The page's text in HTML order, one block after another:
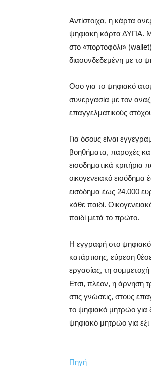
Αντίστοιχα, η κάρτα
ψηφιακή κάρτα ΔΥΠΑ.
στο «πορτοφόλι»
διασυνδεδεμένη με το
Οσο για το ψηφιακό
συνεργασία με τον
επαγγελματικούς
Για όσους είναι
βοηθήματα, παροχές
εισοδηματικά κριτήρια
οικογενειακό
εισόδημα έως 24.000
κάθε παιδί.
παιδί μετά το πρώτο.
Η εγγραφή στο
κατάρτισης, εύρεση
εργασίας, τη
Ετσι, πλέον, η άρνηση
στις γνώσεις, στους
το ψηφιακό μητρώο για
ψηφιακό μητρώο για έξι
Πηγή